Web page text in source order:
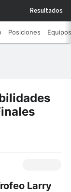
Resultados
Posiciones Equipos
Larry